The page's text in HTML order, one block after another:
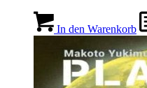
In den Warenkorb